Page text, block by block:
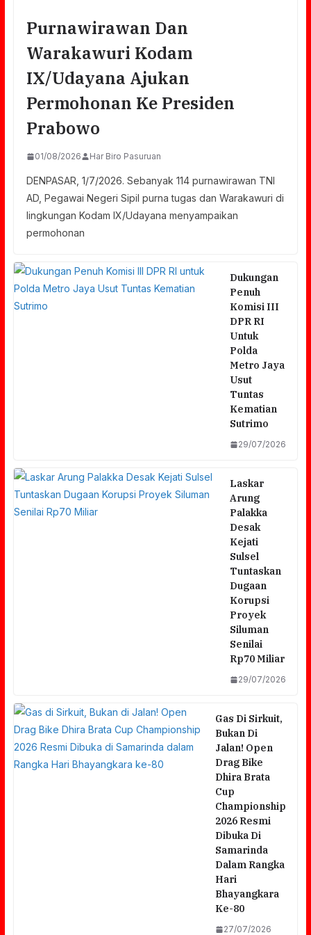
Purnawirawan Dan
Warakawuri Kodam
IX/Udayana Ajukan
Permohonan Ke Presiden
Prabowo
01/08/2026 Har Biro Pasuruan
DENPASAR, 1/7/2026. Sebanyak 114 purnawirawan TNI
AD, Pegawai Negeri Sipil purna tugas dan Warakawuri di
lingkungan Kodam IX/Udayana menyampaikan
permohonan
Dukungan
Penuh
Komisi III
DPR RI
Untuk
Polda
Metro Jaya
Usut
Tuntas
Kematian
Sutrimo
29/07/2026
Laskar
Arung
Palakka
Desak
Kejati
Sulsel
Tuntaskan
Dugaan
Korupsi
Proyek
Siluman
Senilai
Rp70 Miliar
29/07/2026
Gas Di Sirkuit,
Bukan Di
Jalan! Open
Drag Bike
Dhira Brata
Cup
Championship
2026 Resmi
Dibuka Di
Samarinda
Dalam Rangka
Hari
Bhayangkara
Ke-80
27/07/2026
Diduga Ingkari Surat Pernyataan, Pegawai
Puskesmas Pohjentrek Dipersoalkan; Klaim